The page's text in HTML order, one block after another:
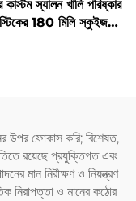
কাস্টম স্যালন খালি পরিষ্কার
180 মিলি স্কুইজ
উপর ফোকাস করি; বিশেষত,
রয়েছে প্রযুক্তিগত এবং
মান নিরীক্ষণ ও নিয়ন্ত্রণ
নিরাপত্তা ও মানের কঠোর